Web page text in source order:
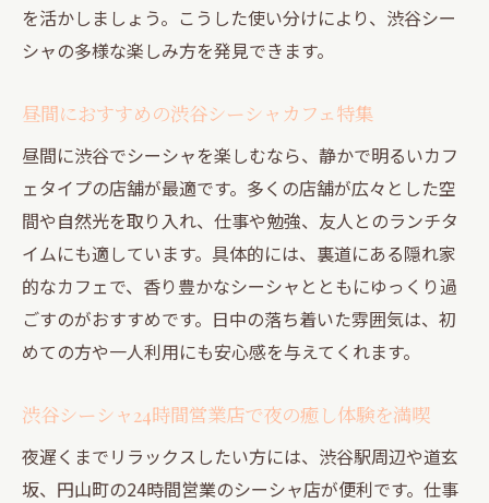
を活かしましょう。こうした使い分けにより、渋谷シー
シャの多様な楽しみ方を発見できます。
昼間におすすめの渋谷シーシャカフェ特集
昼間に渋谷でシーシャを楽しむなら、静かで明るいカフ
ェタイプの店舗が最適です。多くの店舗が広々とした空
間や自然光を取り入れ、仕事や勉強、友人とのランチタ
イムにも適しています。具体的には、裏道にある隠れ家
的なカフェで、香り豊かなシーシャとともにゆっくり過
ごすのがおすすめです。日中の落ち着いた雰囲気は、初
めての方や一人利用にも安心感を与えてくれます。
渋谷シーシャ24時間営業店で夜の癒し体験を満喫
夜遅くまでリラックスしたい方には、渋谷駅周辺や道玄
坂、円山町の24時間営業のシーシャ店が便利です。仕事